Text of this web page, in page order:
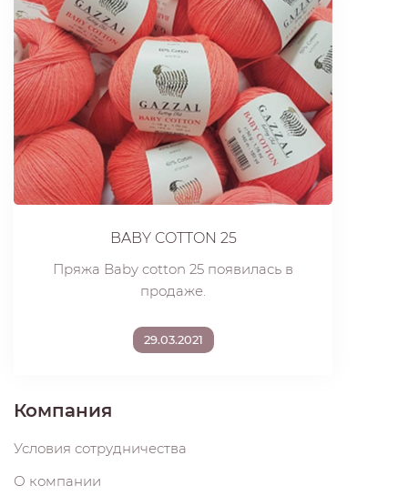
BABY COTTON 25
Пряжа Baby cotton 25 появилась в
продаже.
29.03.2021
Компания
Условия сотрудничества
О компании